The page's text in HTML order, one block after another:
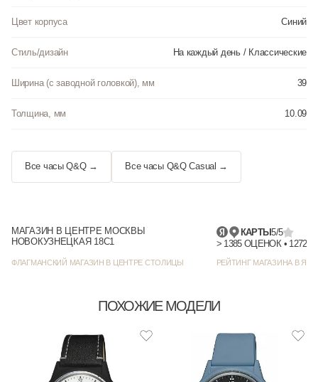
Цвет корпуса Синий
Стиль/дизайн На каждый день / Классические
Ширина (с заводной головкой), мм 39
Толщина, мм 10.09
Все часы Q&Q → Все часы Q&Q Casual →
МАГАЗИН В ЦЕНТРЕ МОСКВЫ
НОВОКУЗНЕЦКАЯ 18С1
ФЛАГМАНСКИЙ МАГАЗИН В ЦЕНТРЕ СТОЛИЦЫ
КАРТЫ5/5
РЕЙТИНГ МАГАЗИНА В
ПОХОЖИЕ МОДЕЛИ